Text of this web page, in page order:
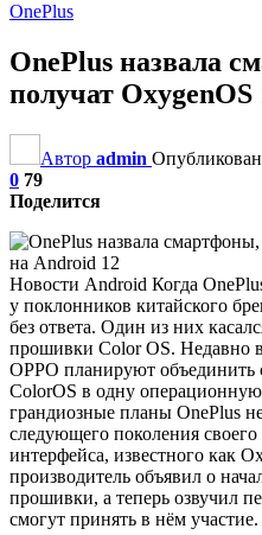
OnePlus
OnePlus назвала
получат
Автор admin
0 79
Поделится
Новости Android Когда
у поклонников китайского
без ответа. Один из них
прошивки Color OS. Недавно
OPPO планируют
ColorOS в одну
грандиозные планы OnePlus
следующего поколения
интерфейса, известного как
производитель объявил о
прошивки, а теперь озвучил
смогут принять в нём